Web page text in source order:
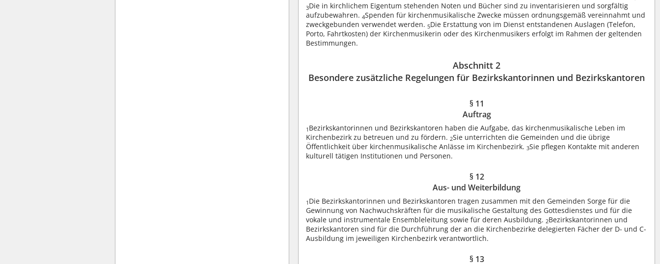
3Die in kirchlichem Eigentum stehenden Noten und Bücher sind zu inventarisieren und sorgfältig
aufzubewahren.4Spenden für kirchenmusikalische Zwecke müssen ordnungsgemäß vereinnahmt und
zweckgebunden verwendet werden. 5Die Erstattung von im Dienst entstandenen Auslagen (Telefon,
Porto, Fahrtkosten) der Kirchenmusikerin oder des Kirchenmusikers erfolgt im Rahmen der geltenden
Bestimmungen.
Abschnitt 2
Besondere zusätzliche Regelungen für Bezirkskantorinnen und Bezirkskantoren
§ 11
Auftrag
1 Bezirkskantorinnen und Bezirkskantoren haben die Aufgabe, das kirchenmusikalische Leben im
Kirchenbezirk zu betreuen und zu fördern. 2Sie unterrichten die Gemeinden und die übrige
Öffentlichkeit über kirchenmusikalische Anlässe im Kirchenbezirk.3Sie pflegen Kontakte mit anderen
kulturell tätigen Institutionen und Personen.
§ 12
Aus- und Weiterbildung
1 Die Bezirkskantorinnen und Bezirkskantoren tragen zusammen mit den Gemeinden Sorge für die
Gewinnung von Nachwuchskräften für die musikalische Gestaltung des Gottesdienstes und für die
vokale und instrumentale Ensembleleitung sowie für deren Ausbildung. 2Bezirkskantorinnen und
Bezirkskantoren sind für die Durchführung der an die Kirchenbezirke delegierten Fächer der D- und C-
Ausbildung im jeweiligen Kirchenbezirk verantwortlich.
§ 13